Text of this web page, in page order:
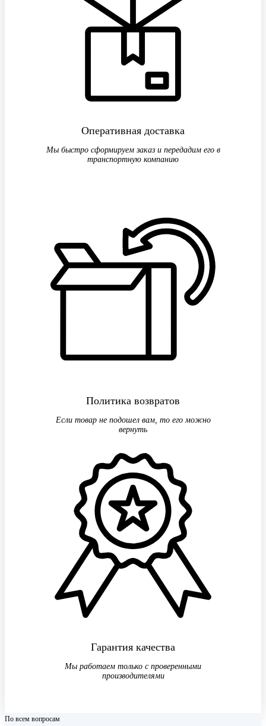
Оперативная доставка
Мы быстро сформируем заказ и передадим его в
транспортную компанию
Политика возвратов
Если товар не подошел вам, то его можно
вернуть
Гарантия качества
Мы работаем только с проверенными
производителями
По всем вопросам